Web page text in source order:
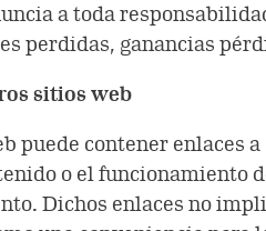
a toda
perdidas, ganancias
sitios web
puede contener enlaces
o el funcionamiento
Dichos enlaces no